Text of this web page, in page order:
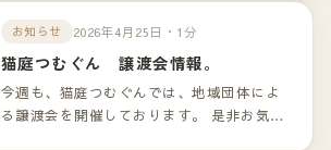
お知らせ 2026年4月25日・1分
猫庭つむぐん 譲渡会情報。
今週も、猫庭つむぐんでは、地域団体によ
る譲渡会を開催しております。 是非お気軽